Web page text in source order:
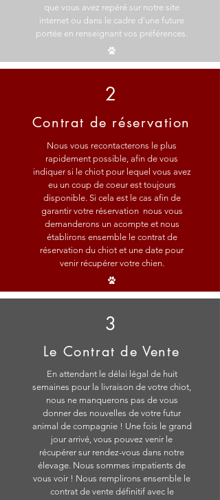
que vous avez repéré sur notre site
internet ou dans le cadre d'une future
portée en renseignant vos préférences.
2
Contrat de réservation
Nous vous recontacterons le plus
rapidement possible, afin de vous
indiquer si le chiot pour lequel vous avez
eu un coup de coeur est toujours
disponible. Si cela est le cas afin de
garantir votre réservation nous vous
demanderons un acompte et nous
établirons ensemble le contrat de
réservation du chiot et une date pour
venir récupérer votre chien.
3
Le Contrat de Vente
En attendant le délai légal de huit
semaines pour la livraison de votre chiot,
nous ne manquerons pas de vous
donner des nouvelles de votre futur
animal de compagnie ! Une fois le grand
jour arrivé, vous pouvez venir le
récupérer sur rendez-vous dans notre
élevage. Nous sommes impatients de
vous voir ! Nous remplirons ensemble le
contrat de vente définitif avec le